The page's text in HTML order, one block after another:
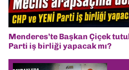
Menderes’te Başkan Çiçek
Parti iş birliği yapacak mı?